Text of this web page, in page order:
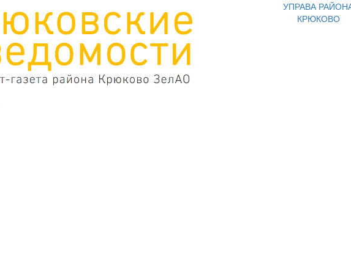
УПРАВА
КРЮКОВО